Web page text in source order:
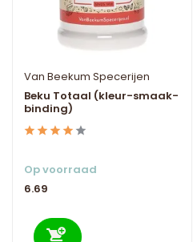
Van Beekum Specerijen
Beku Totaal (kleur-smaak-
binding)
Op voorraad
6.69